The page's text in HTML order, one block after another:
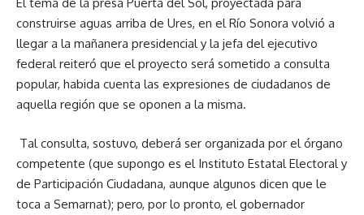
construirse aguas arriba de Ures, en el Río Sonora volvió a
llegar a la mañanera presidencial y la jefa del ejecutivo
federal reiteró que el proyecto será sometido a consulta
popular, habida cuenta las expresiones de ciudadanos de
aquella región que se oponen a la misma.
Tal consulta, sostuvo, deberá ser organizada por el órgano
competente (que supongo es el Instituto Estatal Electoral y
de Participación Ciudadana, aunque algunos dicen que le
toca a Semarnat); pero, por lo pronto, el gobernador